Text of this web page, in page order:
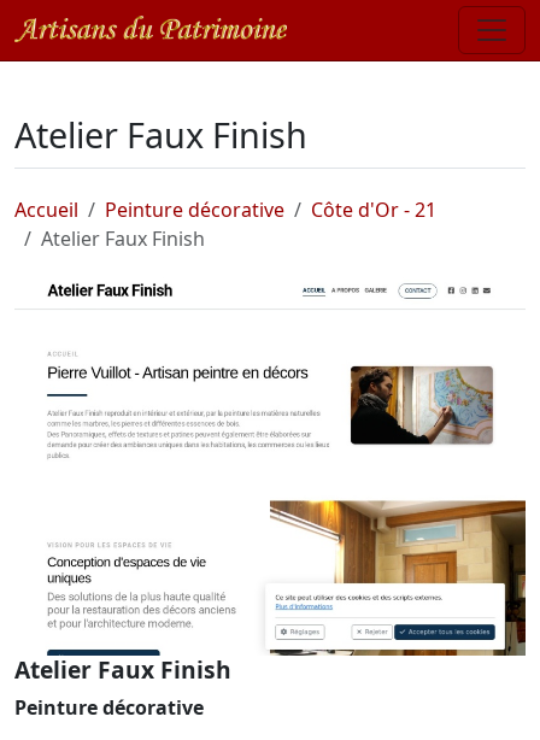
Atelier Faux Finish
Accueil Peinture décorative
Côte d'Or - 21
Atelier Faux Finish
Atelier Faux Finish
Peinture décorative